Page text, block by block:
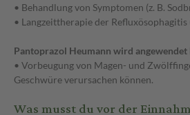
• Behandlung von Symptomen (z. B.
• Langzeittherapie der
Pantoprazol Heumann wird angewendet
• Vorbeugung von Magen- und
Geschwüre verursachen können.
Was musst du vor der